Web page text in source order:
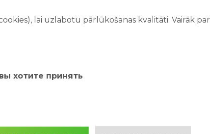
lai uzlabotu pārlūkošanas kvalitāti. Vairāk par
хотите принять